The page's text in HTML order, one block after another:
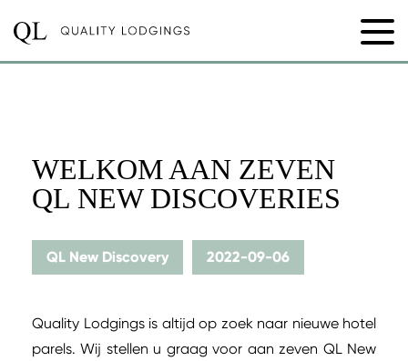
WELKOM AAN ZEVEN
QL NEW DISCOVERIES
QL New Discovery 2022-09-06
Quality Lodgings is altijd op zoek naar nieuwe hotel
parels. Wij stellen u graag voor aan zeven QL New